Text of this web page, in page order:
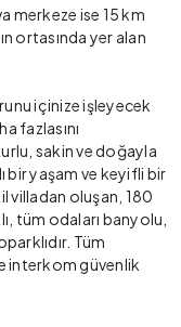
merkeze ise 15 km
ortasında yer alan
içinize işleyecek
fazlasını
sakin ve doğayla
bir yaşam ve keyifli bir
villadan oluşan, 180
tüm odaları banyolu,
Tüm
interkom güvenlik